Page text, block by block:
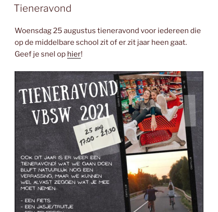
OP
Tieneravond
Woensdag 25 augustus tieneravond voor iedereen die
op de middelbare school zit of er zit jaar heen gaat.
Geef je snel op hier!